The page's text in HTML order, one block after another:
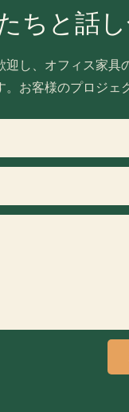
ちと話
迎し、オフィス家具
。お客様のプロジェ